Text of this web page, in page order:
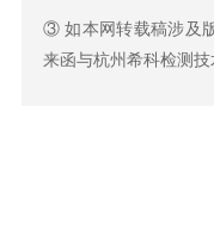
③ 如本网转载稿涉及
来函与杭州希科检测技